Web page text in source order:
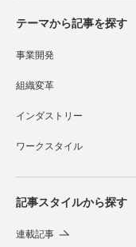
テーマから記事を探す
事業開発
組織変革
インダストリー
ワークスタイル
記事スタイルから探す
連載記事